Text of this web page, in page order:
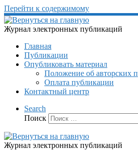
Перейти к содержимому
Журнал электронных публикаций
Главная
Публикации
Опубликовать материал
Положение об авторских
Оплата публикации
Контактный центр
Search
Поиск
Журнал электронных публикаций